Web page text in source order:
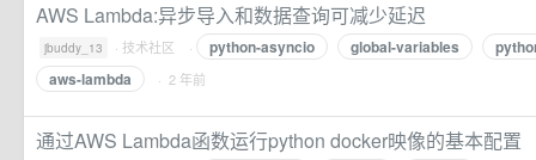
AWS Lambda:异步导入和数据查询可减少延迟
jbuddy_13 · 技术社区 · python-asyncio global-variables
aws-lambda
· 2 年前
通过AWS Lambda函数运行python docker映像的基本配置